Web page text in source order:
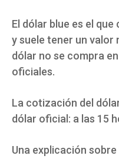
El dólar blue es el
y suele tener un valor
dólar no se compra
oficiales.
La cotización del
dólar oficial: a las 15
Una explicación